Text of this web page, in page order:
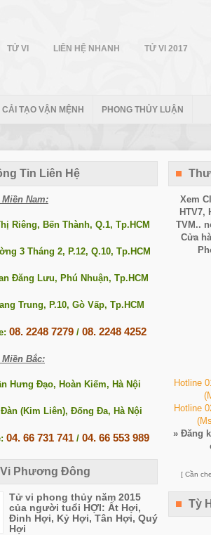
TỬ VI LIÊN HỆ NHANH TỬ VI 2017
CẢI TẠO VẬN MỆNH PHONG THỦY LUẬN
Tin Liên Hệ
Nam:
Riêng, Bến Thành, Q.1, Tp.HCM
3 Tháng 2, P.12, Q.10, Tp.HCM
Đăng Lưu, Phú Nhuận, Tp.HCM
Trung, P.10, Gò Vấp, Tp.HCM
08. 2248 7279 / 08. 2248 4252
Bắc:
Hưng Đạo, Hoàn Kiếm, Hà Nội
Đàn (Kim Liên), Đống Đa, Hà Nội
04. 66 731 741 / 04. 66 553 989
Phương Đông
Tử vi phong thủy năm 2015
của người tuổi HỢI: Ất Hợi,
Đinh Hợi, Kỷ Hợi, Tân Hợi, Quý
Hợi
Xem
HTV7,
TVM..
Cửa
Hotline
Hotline
» Đăng
[ Cần
Tỳ